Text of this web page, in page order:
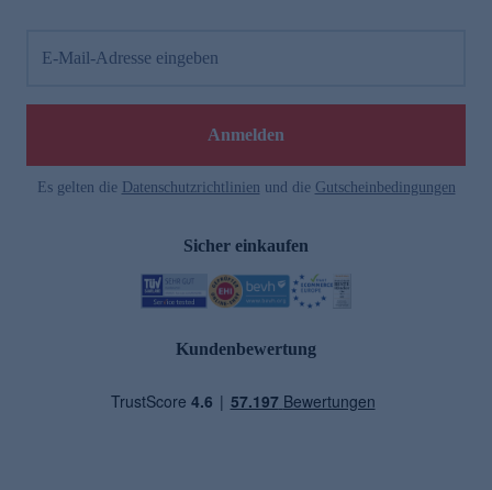
E-Mail-Adresse eingeben
Anmelden
Es gelten die Datenschutzrichtlinien und die Gutscheinbedingungen
Sicher einkaufen
Kundenbewertung